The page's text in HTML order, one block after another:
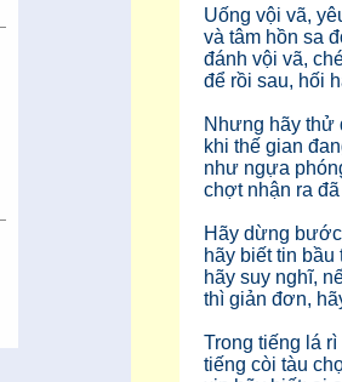
Uống vội vã,
và tâm hồn sa
đánh vội vã,
để rồi sau, hối
Nhưng hãy thử
khi thế gian
như ngựa
chợt nhận ra
Hãy dừng
hãy biết tin
hãy suy nghĩ,
thì giản đơn,
Trong tiếng lá
tiếng còi tàu